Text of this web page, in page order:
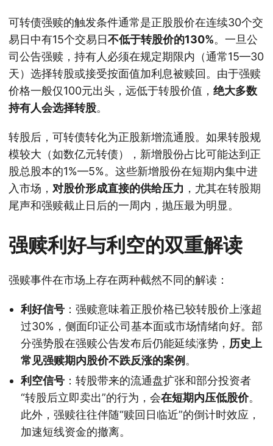
可转债强赎的触发条件通常是正股股价在连续30个交
易日中有15个交易日不低于转股价的130%。一旦公
司公告强赎，持有人必须在规定期限内（通常15—30
天）选择转股或接受按面值加利息被赎回。由于强赎
价格一般仅100元出头，远低于转股价值， 绝大多数
持有人会选择转股。
转股后，可转债转化为正股新增流通股。如果转股规
模较大（如数亿元转债），新增股份占比可能达到正
股总股本的1%—5%。这些新增股份在短期内集中进
入市场， 对股价形成直接的供给压力 ，尤其在转股期
尾声和强赎截止日后的一周内，抛压最为明显。
强赎利好与利空的双重解读
强赎事件在市场上存在两种截然不同的解读：
利好信号 ：强赎意味着正股价格已较转股价上涨超
过30%，侧面印证公司基本面或市场情绪向好。部
分强势股在强赎公告发布后仍能延续涨势， 历史上
常见强赎期内股价不跌反涨的案例。
利空信号 ：转股带来的流通盘扩张和部分投资者
“转股后立即卖出”的行为，会在短期内压低股价。
此外，强赎往往伴随“赎回日临近”的倒计时效应，
加速短线资金的撤离。